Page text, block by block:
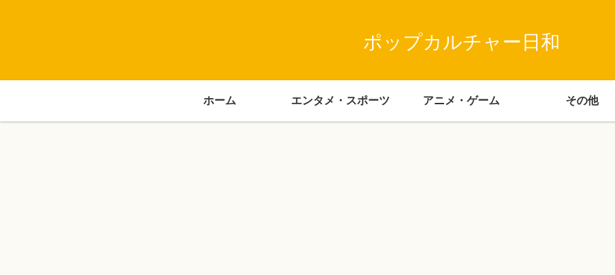
ポップカルチャー日和
ホーム エンタメ・スポーツ アニメ・ゲーム その他